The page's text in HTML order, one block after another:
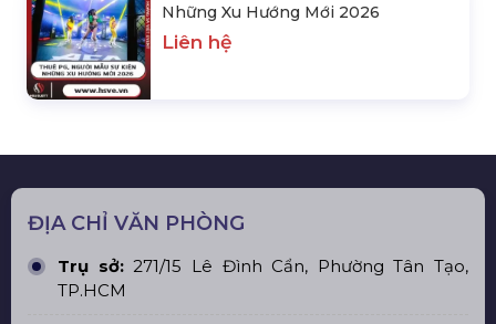
Những Xu Hướng Mới 2026
Liên hệ
ĐỊA CHỈ VĂN PHÒNG
Trụ sở:271/15 Lê Đình Cẩn, Phường Tân Tạo,
TP.HCM